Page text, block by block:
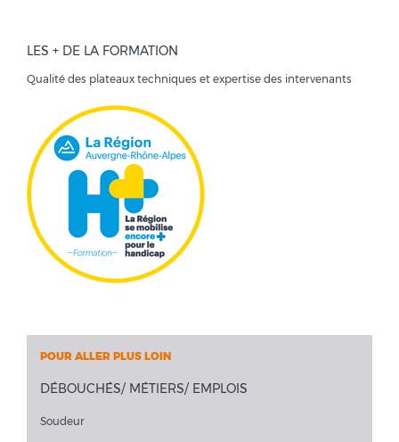
LES + DE LA FORMATION
Qualité des plateaux techniques et expertise des intervenants
POUR ALLER PLUS LOIN
DÉBOUCHÉS/ MÉTIERS/ EMPLOIS
Soudeur